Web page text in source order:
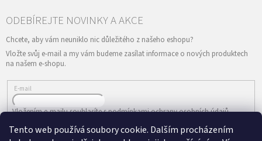
Tento web používá soubory cookie. Dalším procházením
Vložte svůj e-mail a my vám budeme zasílat informace o nových produktech
na našem e-shopu.
E-mail
Vložením e-mailu souhlasíte spodmínkami ochrany osobních údajů
PŘIHLÁSIT SE